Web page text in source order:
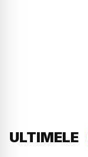
ULTIMELE